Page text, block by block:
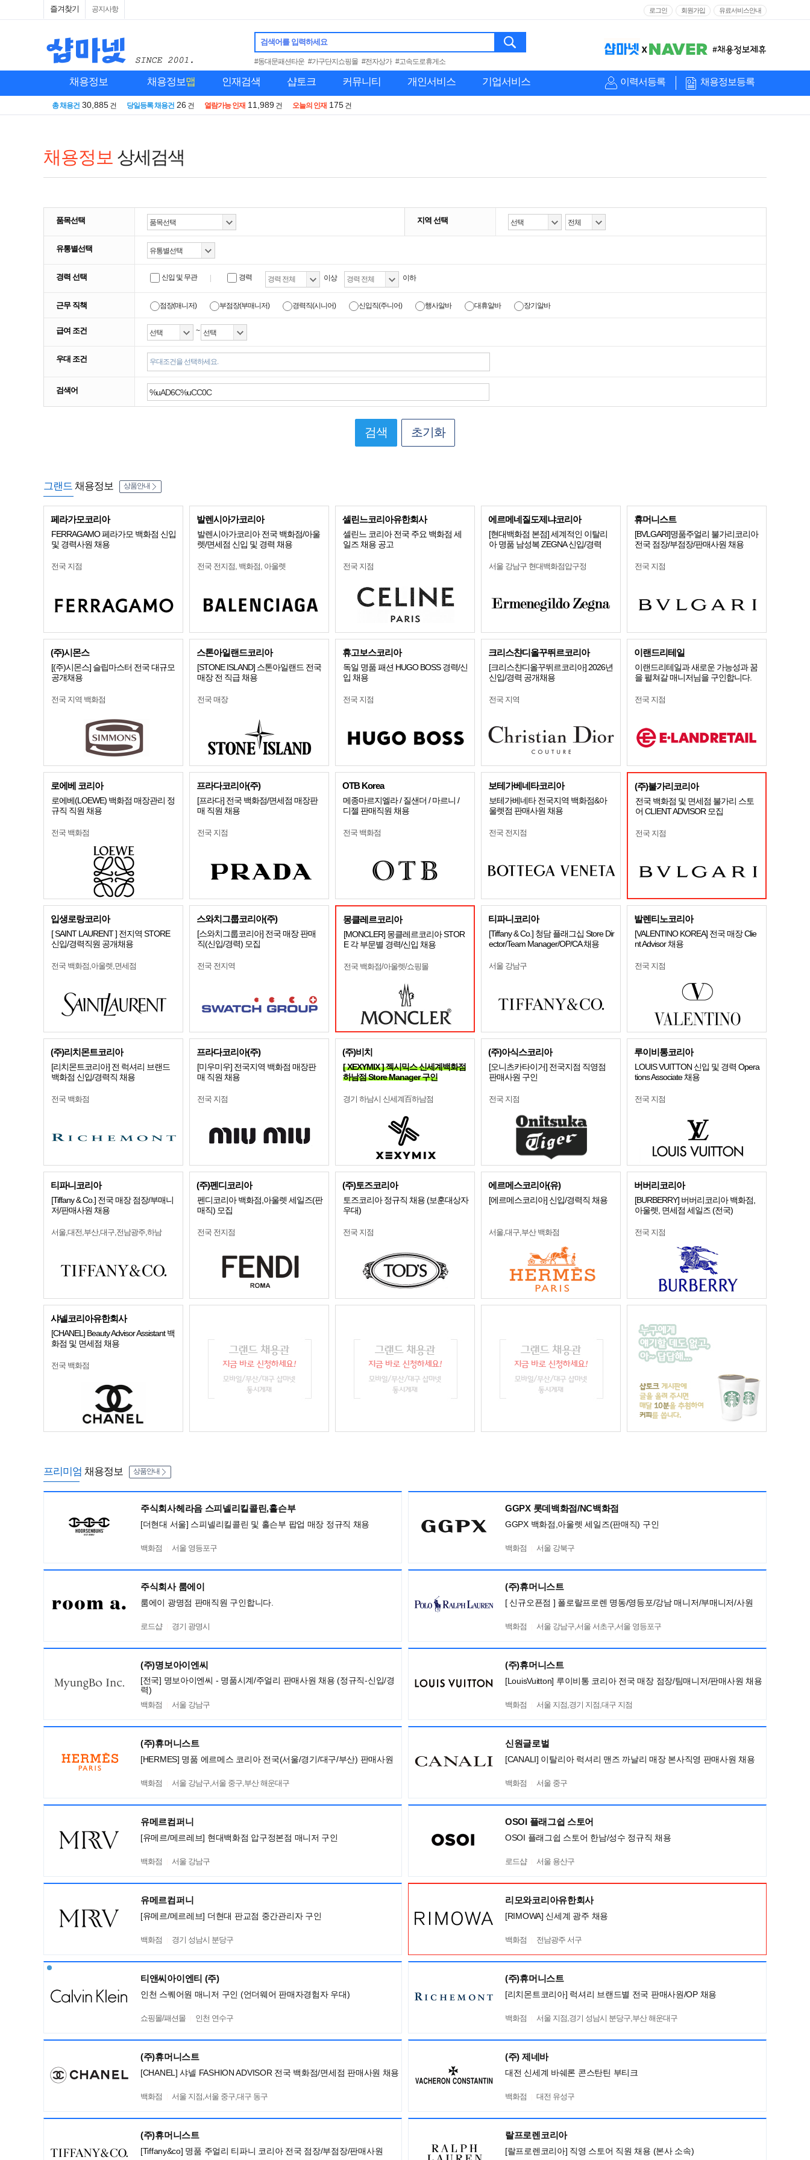
즐겨찾기 공지사항 로그인 회원가입 유료서비스안내
검색어를 입력하세요
#동대문패션타운 #가구단지쇼핑몰 #전자상가 #고속도로휴게소
채용정보 채용정보맵 인재검색 샵토크 커뮤니티 개인서비스 기업서비스 이력서등록 채용정보등록
총 채용건 30,885 건 당일등록 채용건 26 건 열람가능 인재 11,989 건 오늘의 인재 175 건
채용정보 상세검색
품목선택 지역 선택
유통별선택
경력 선택 신입 및 무관 경력 이상 이하
근무 직책 점장(매니저) 부점장(부매니저) 경력직(시니어) 신입직(주니어) 행사알바 대휴알바 장기알바
급여 조건 ~
우대 조건 우대조건을 선택하세요.
검색어
검색 초기화
그랜드 채용정보 상품안내
페라가모코리아
FERRAGAMO 페라가모 백화점 신입
및 경력사원 채용
전국 지점
발렌시아가코리아
발렌시아가코리아 전국 백화점/아울
렛/면세점 신입 및 경력 채용
전국 전지점, 백화점, 아울렛
셀린느코리아유한회사
셀린느 코리아 전국 주요 백화점 세
일즈 채용 공고
전국 지점
에르메네질도제냐코리아
[현대백화점 본점] 세계적인 이탈리
아 명품 남성복 ZEGNA 신입/경력
서울 강남구 현대백화점압구정
휴머니스트
[BVLGARI]명품주얼리 불가리코리아
전국 점장/부점장/판매사원 채용
전국 지점
(주)시몬스
[(주)시몬스] 슬립마스터 전국 대규모
공개채용
전국 지역 백화점
스톤아일랜드코리아
[STONE ISLAND] 스톤아일랜드 전국
매장 전 직급 채용
전국 매장
휴고보스코리아
독일 명품 패션 HUGO BOSS 경력/신
입 채용
전국 지점
크리스챤디올꾸뛰르코리아
[크리스챤디올꾸뛰르코리아] 2026년
신입/경력 공개채용
전국 지역
이랜드리테일
이랜드리테일과 새로운 가능성과 꿈
을 펼쳐갈 매니저님을 구인합니다.
전국 지점
로에베 코리아
로에베(LOEWE) 백화점 매장관리 정
규직 직원 채용
전국 백화점
프라다코리아(주)
[프라다] 전국 백화점/면세점 매장판
매 직원 채용
전국 지점
OTB Korea
메종마르지엘라 / 질샌더 / 마르니 /
디젤 판매직원 채용
전국 백화점
보테가베네타코리아
보테가베네타 전국지역 백화점&아
울렛점 판매사원 채용
전국 전지점
(주)불가리코리아
전국 백화점 및 면세점 불가리 스토
어 CLIENT ADVISOR 모집
전국 지점
입생로랑코리아
[ SAINT LAURENT ] 전지역 STORE
신입/경력직원 공개채용
전국 백화점,아울렛,면세점
스와치그룹코리아(주)
[스와치그룹코리아] 전국 매장 판매
직(신입/경력) 모집
전국 전지역
몽클레르코리아
[MONCLER] 몽클레르코리아 STOR
E 각 부문별 경력/신입 채용
전국 백화점/아울렛/쇼핑몰
티파니코리아
[Tiffany & Co.] 청담 플래그십 Store Dir
ector/Team Manager/OP/CA 채용
서울 강남구
발렌티노코리아
[VALENTINO KOREA] 전국 매장 Clie
nt Advisor 채용
전국 지점
(주)리치몬트코리아
[리치몬트코리아] 전 럭셔리 브랜드
백화점 신입/경력직 채용
전국 백화점
프라다코리아(주)
[미우미우] 전국지역 백화점 매장판
매 직원 채용
전국 지점
(주)비치
[ XEXYMIX ] 젝시믹스 신세계백화점
하남점 Store Manager 구인
경기 하남시 신세계百하남점
(주)아식스코리아
[오니츠카타이거] 전국지점 직영점
판매사원 구인
전국 지점
루이비통코리아
LOUIS VUITTON 신입 및 경력 Opera
tions Associate 채용
전국 지점
티파니코리아
[Tiffany & Co.] 전국 매장 점장/부매니
저/판매사원 채용
서울,대전,부산,대구,전남광주,하남
(주)펜디코리아
펜디코리아 백화점,아울렛 세일즈(판
매직) 모집
전국 전지점
(주)토즈코리아
토즈코리아 정규직 채용 (보훈대상자
우대)
전국 지점
에르메스코리아(유)
[에르메스코리아] 신입/경력직 채용
서울,대구,부산 백화점
버버리코리아
[BURBERRY] 버버리코리아 백화점,
아울렛, 면세점 세일즈 (전국)
전국 지점
샤넬코리아유한회사
[CHANEL] Beauty Advisor Assistant 백
화점 및 면세점 채용
전국 백화점
프리미엄 채용정보 상품안내
주식회사헤라음 스피넬리킬콜린,홀슨부
[더현대 서울] 스피넬리킬콜린 및 홀슨부 팝업 매장 정규직 채용
백화점 서울 영등포구
GGPX 롯데백화점/NC백화점
GGPX 백화점,아울렛 세일즈(판매직) 구인
백화점 서울 강북구
주식회사 룸에이
룸에이 광명점 판매직원 구인합니다.
로드샵 경기 광명시
(주)휴머니스트
[ 신규오픈점 ] 폴로랄프로렌 명동/영등포/강남 매니저/부매니저/사원
백화점 서울 강남구,서울 서초구,서울 영등포구
(주)명보아이엔씨
[전국] 명보아이엔씨 - 명품시계/주얼리 판매사원 채용 (정규직-신입/경
력)
백화점 서울 강남구
(주)휴머니스트
[LouisVuitton] 루이비통 코리아 전국 매장 점장/팀매니저/판매사원 채용
백화점 서울 지점,경기 지점,대구 지점
(주)휴머니스트
[HERMES] 명품 에르메스 코리아 전국(서울/경기/대구/부산) 판매사원
백화점 서울 강남구,서울 중구,부산 해운대구
신원글로벌
[CANALI] 이탈리아 럭셔리 맨즈 까날리 매장 본사직영 판매사원 채용
백화점 서울 중구
유메르컴퍼니
[유메르/메르레브] 현대백화점 압구정본점 매니저 구인
백화점 서울 강남구
OSOI 플래그쉽 스토어
OSOI 플래그쉽 스토어 한남/성수 정규직 채용
로드샵 서울 용산구
유메르컴퍼니
[유메르/메르레브] 더현대 판교점 중간관리자 구인
백화점 경기 성남시 분당구
리모와코리아유한회사
[RIMOWA] 신세계 광주 채용
백화점 전남광주 서구
티앤씨아이엔티 (주)
인천 스퀘어원 매니저 구인 (언더웨어 판매자경험자 우대)
쇼핑몰/패션몰 인천 연수구
(주)휴머니스트
[리치몬트코리아] 럭셔리 브랜드별 전국 판매사원/OP 채용
백화점 서울 지점,경기 성남시 분당구,부산 해운대구
(주)휴머니스트
[CHANEL] 샤넬 FASHION ADVISOR 전국 백화점/면세점 판매사원 채용
백화점 서울 지점,서울 중구,대구 동구
(주) 제네바
대전 신세계 바쉐론 콘스탄틴 부티크
백화점 대전 유성구
(주)휴머니스트
[Tiffany&co] 명품 주얼리 티파니 코리아 전국 점장/부점장/판매사원
랄프로렌코리아
[랄프로렌코리아] 직영 스토어 직원 채용 (본사 소속)